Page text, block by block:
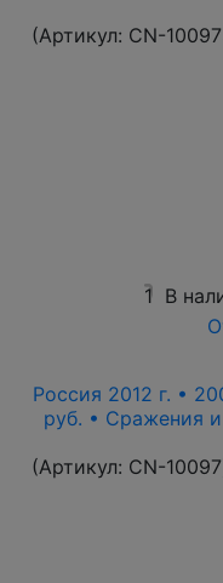
(Артикул: CN-
1 В
Россия 2012 г. •
руб. • Сражения
(Артикул: CN-10097